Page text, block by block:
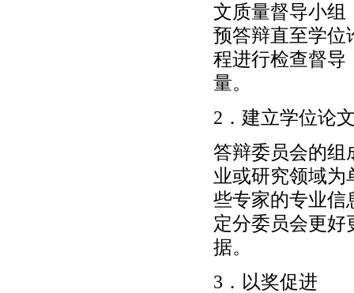
文质量督导小组
预答辩直至学位
程进行检查督导
量。
2．建立学位论
答辩委员会的组
业或研究领域为
些专家的专业信
定分委员会更
据。
3．以奖促进